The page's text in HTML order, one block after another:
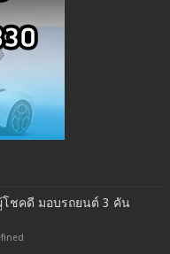
โชคดี มอบรถยนต์ 3 คัน